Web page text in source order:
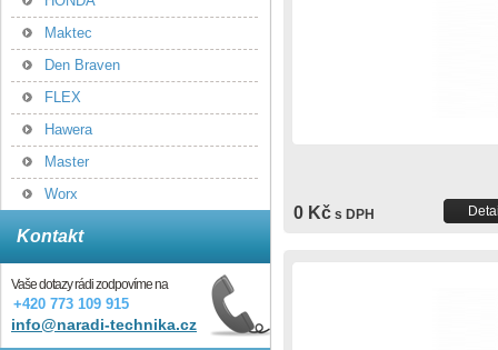
0 Kč s DPH
Maktec
Den Braven
FLEX
Hawera
Master
Worx
Kontakt
Vaše dotazy rádi zodpovíme na
+420 773 109 915
info@naradi-technika.cz